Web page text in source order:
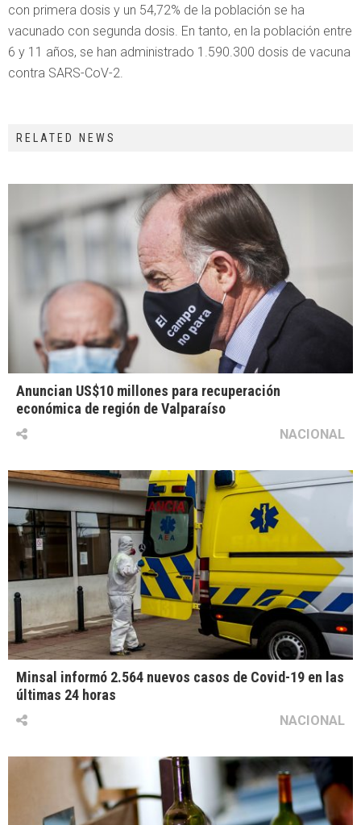
con primera dosis y un 54,72% de la población se ha
vacunado con segunda dosis. En tanto, en la población entre
6 y 11 años, se han administrado 1.590.300 dosis de vacuna
contra SARS-CoV-2.
RELATED NEWS
Anuncian US$10 millones para recuperación
económica de región de Valparaíso
NACIONAL
Minsal informó 2.564 nuevos casos de Covid-19 en las
últimas 24 horas
NACIONAL